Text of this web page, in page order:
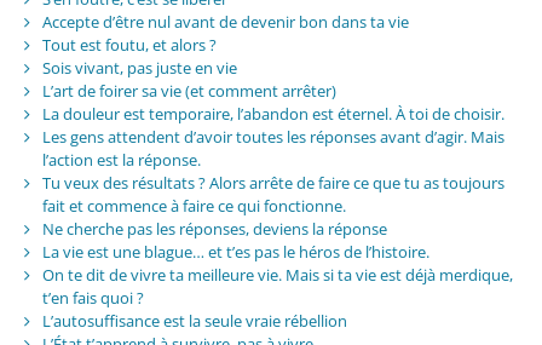
Accepte d’être nul avant de devenir bon dans ta vie
Tout est foutu, et alors ?
Sois vivant, pas juste en vie
L’art de foirer sa vie (et comment arrêter)
La douleur est temporaire, l’abandon est éternel. À toi de choisir.
Les gens attendent d’avoir toutes les réponses avant d’agir. Mais
l’action est la réponse.
Tu veux des résultats ? Alors arrête de faire ce que tu as toujours
fait et commence à faire ce qui fonctionne.
Ne cherche pas les réponses, deviens la réponse
La vie est une blague… et t’es pas le héros de l’histoire.
On te dit de vivre ta meilleure vie. Mais si ta vie est déjà merdique,
t’en fais quoi ?
L’autosuffisance est la seule vraie rébellion